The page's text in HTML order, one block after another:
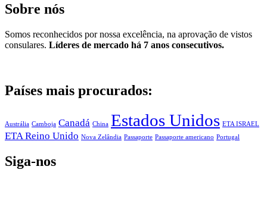
Sobre nós
Somos reconhecidos por nossa excelência, na aprovação de vistos
consulares. Líderes de mercado há 7 anos consecutivos.
Países mais procurados:
Austrália Camboja Canadá China Estados Unidos ETA ISRAEL
ETA Reino Unido Nova Zelândia Passaporte Passaporte americano Portugal
Siga-nos